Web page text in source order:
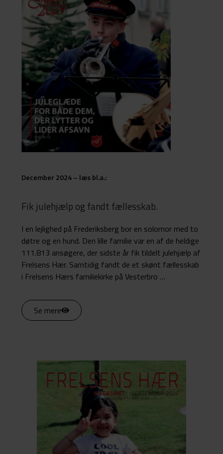
December 2024 – læs bl.a.:
Fik julehjælp og fandt fællesskab.
I en lejlighed på Frederiksberg bor en solomor med to
døtre og en hund. Den lille familie var en af de heldige
111.813 ansøgere, der sidste år fik tildelt julehjælp af
Frelsens Hær. Samtidig fandt de et skønt fællesskab
i Frelsens Hærs familiekirke på Vesterbro …
Se mere